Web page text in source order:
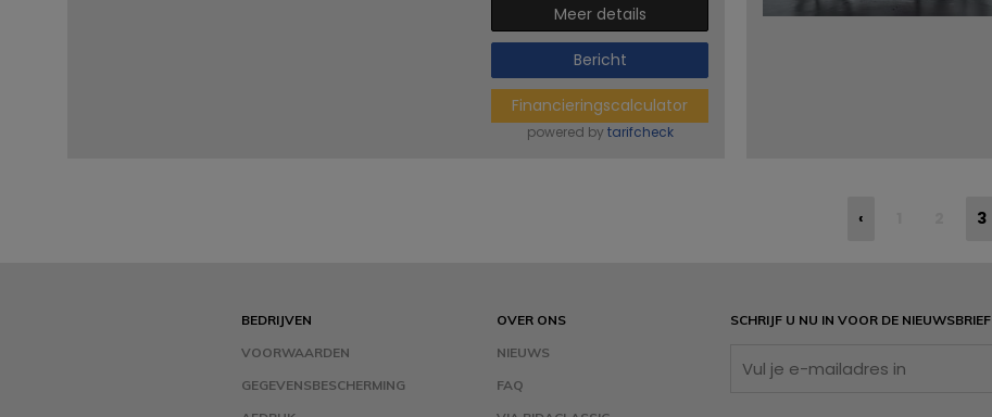
Meer details
Bericht
Financieringscalculator
powered by tarifcheck
‹ 3
BEDRIJVEN
VOORWAARDEN
GEGEVENSBESCHERMING
OVER ONS
NIEUWS
FAQ
SCHRIJF U NU IN VOOR DE NIEUWSBRIEF